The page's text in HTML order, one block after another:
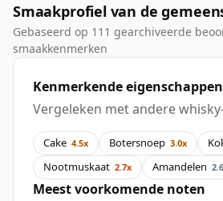
Smaakprofiel van de
Gebaseerd op 111 gearchiveerde
smaakkenmerken
Kenmerkende eigenschappen
Vergeleken met andere
Cake 4.5x Botersnoep 3.0x
Nootmuskaat 2.7x Amandelen
Meest voorkomende noten